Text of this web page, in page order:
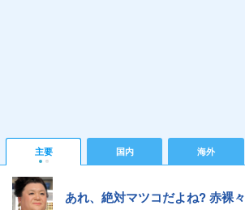
主要 国内 海外
あれ、絶対マツコだよね? 赤裸々